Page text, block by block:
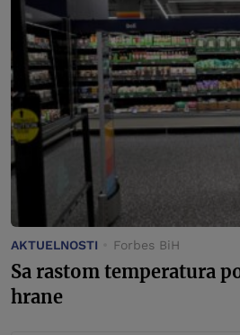
AKTUELNOSTI Forbes BiH
Sa rastom temperatura
hrane